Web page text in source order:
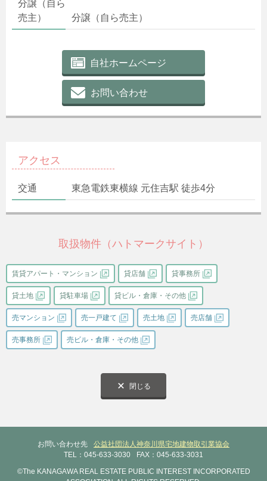
分譲（自ら
売主）
分譲（自ら売主）
自社ホームページ
お問い合わせ
アクセス
交通 東急電鉄東横線 元住吉駅 徒歩4分
取扱物件（ハトマークサイト）
賃貸アパート・マンション 貸店舗 貸事務所
貸土地 貸駐車場 貸ビル・倉庫・その他
売マンション 売一戸建て 売土地 売店舗
売事務所 売ビル・倉庫・その他
閉じる
お問い合わせ先
公益社団法人神奈川県宅地建物取引業協会
TEL：045-633-3030
FAX：045-633-3031
©The KANAGAWA REAL ESTATE PUBLIC INTEREST INCORPORATED